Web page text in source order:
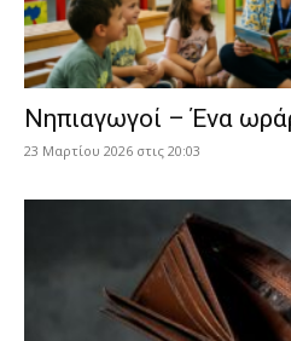
Νηπιαγωγοί – Ένα
23 Μαρτίου 2026 στις 20:03